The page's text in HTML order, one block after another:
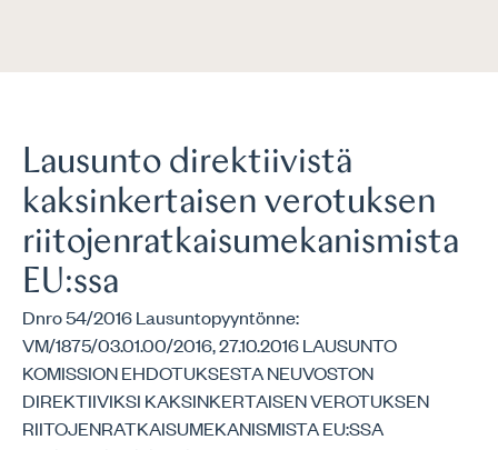
Lausunto direktiivistä
kaksinkertaisen verotuksen
riitojenratkaisumekanismista
EU:ssa
Dnro 54/2016 Lausuntopyyntönne:
VM/1875/03.01.00/2016, 27.10.2016 LAUSUNTO
KOMISSION EHDOTUKSESTA NEUVOSTON
DIREKTIIVIKSI KAKSINKERTAISEN VEROTUKSEN
RIITOJENRATKAISUMEKANISMISTA EU:SSA